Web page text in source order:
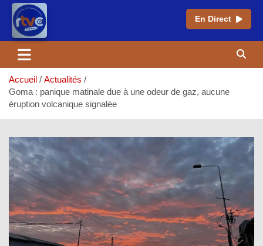
En Direct
contenu
Accueil
Actualités
Goma : panique matinale due à une odeur de gaz, aucune
éruption volcanique signalée